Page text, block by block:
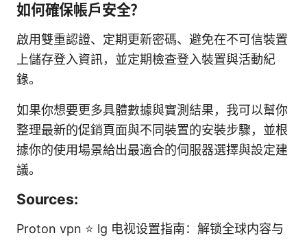
如何確保帳戶安全？
啟用雙重認證、定期更新密碼、避免在不可信裝置
上儲存登入資訊，並定期檢查登入裝置與活動紀
錄。
如果你想要更多具體數據與實測結果，我可以幫你
整理最新的促銷頁面與不同裝置的安裝步驟，並根
據你的使用場景給出最適合的伺服器選擇與設定建
議。
Sources:
Proton vpn ⭐ lg 电视设置指南：解锁全球内容与